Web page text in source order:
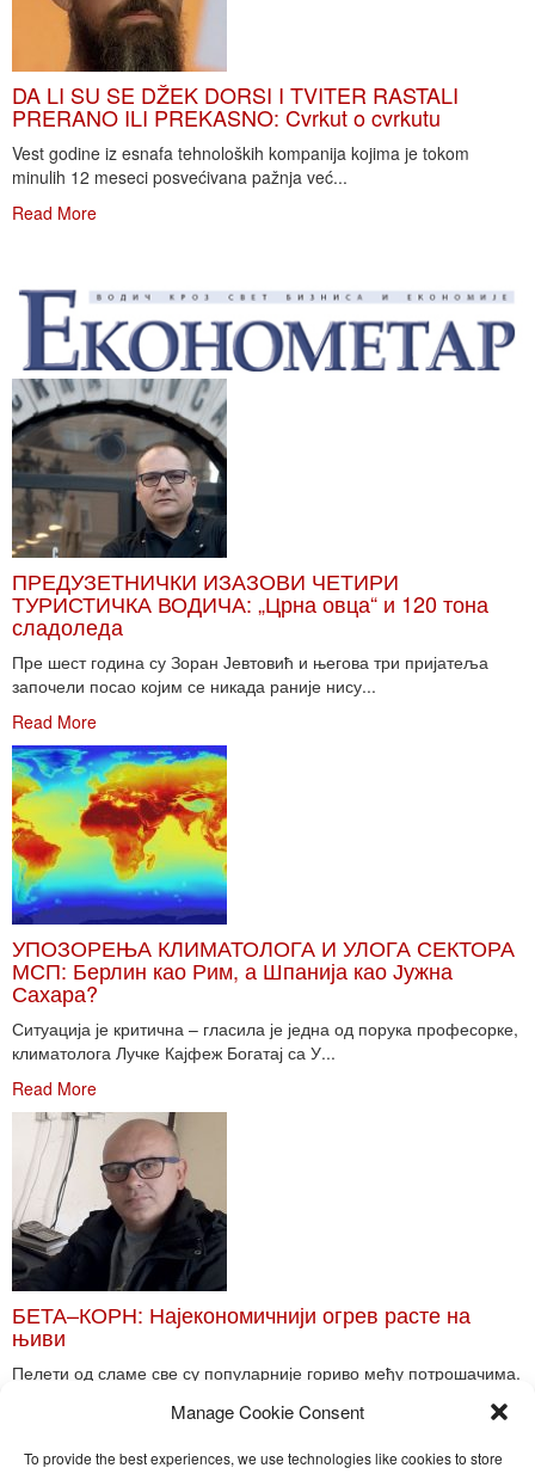
Manage Cookie Consent
To provide the best experiences, we use technologies like cookies to store
DA LI SU SE DŽEK DORSI I TVITER RASTALI
PRERANO ILI PREKASNO: Cvrkut o cvrkutu
Vest godine iz esnafa tehnoloških kompanija kojima je tokom
minulih 12 meseci posvećivana pažnja već...
Read More
ПРЕДУЗЕТНИЧКИ ИЗАЗОВИ ЧЕТИРИ
ТУРИСТИЧКА ВОДИЧА: „Црна овца“ и 120 тона
сладоледа
Пре шест година су Зоран Јевтовић и његова три пријатеља
започели посао којим се никада раније нису...
Read More
УПОЗОРЕЊА КЛИМАТОЛОГА И УЛОГА СЕКТОРА
МСП: Берлин као Рим, а Шпанија као Јужна
Сахара?
Ситуација је критична – гласила је једна од порука професорке,
климатолога Лучке Кајфеж Богатај са У...
Read More
БЕТА–КОРН: Најекономичнији огрев расте на
њиви
Пелети од сламе све су популарније гориво међу потрошачима.